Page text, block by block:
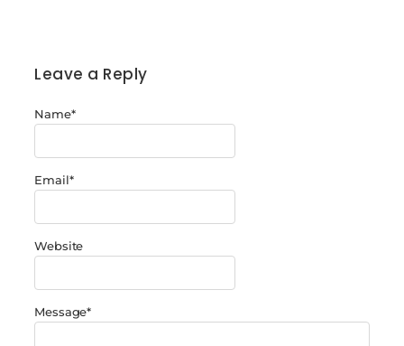
Leave a Reply
Message*
Name*
Email*
Website